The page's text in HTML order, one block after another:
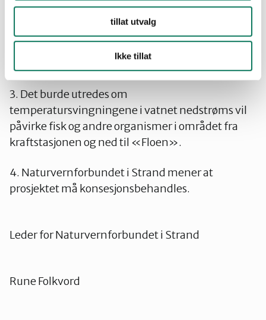
tillat utvalg
Ikke tillat
2. Alminnelig lav-vannsføring på 4 l/s/km2
under inntaksdammen bør opprettes i
3. Det burde utredes om
temperatursvingningene i vatnet nedstrøms vil
påvirke fisk og andre organismer i området fra
kraftstasjonen og ned til «Floen».
4. Naturvernforbundet i Strand mener at
prosjektet må konsesjonsbehandles.
Leder for Naturvernforbundet i Strand
Rune Folkvord